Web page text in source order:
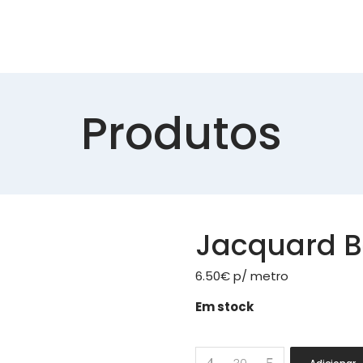
Produtos
Jacquard
6.50€p/ metro
Em stock
Jacquard